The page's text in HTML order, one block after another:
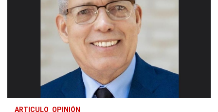
ARTICULO OPINIÓN